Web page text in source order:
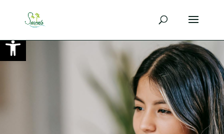
Ouvrir la barre d’outils